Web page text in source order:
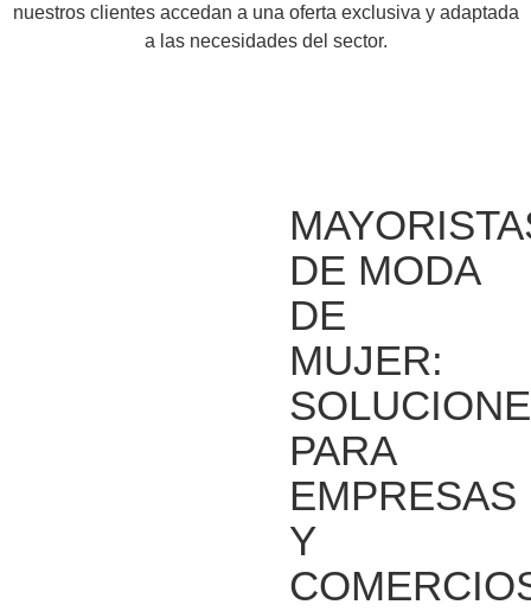
nuestros clientes accedan a una oferta exclusiva y adaptada
a las necesidades del sector.
DE MODA
DE
MUJER:
PARA
EMPRESAS
Y